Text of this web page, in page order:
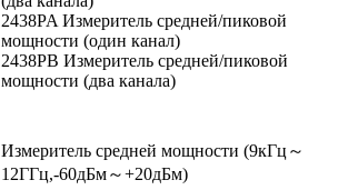
2438PA Измеритель средней/пиковой
мощности (один канал)
2438PB Измеритель средней/пиковой
мощности (два канала)
Измеритель средней мощности (9кГц～
12ГГц,-60дБм～+20дБм)